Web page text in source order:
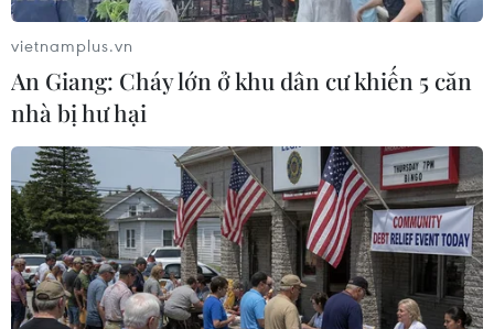
(Vietnam+)
vietnamplus.vn
An Giang: Cháy lớn ở khu dân cư khiến 5 căn
nhà bị hư hại